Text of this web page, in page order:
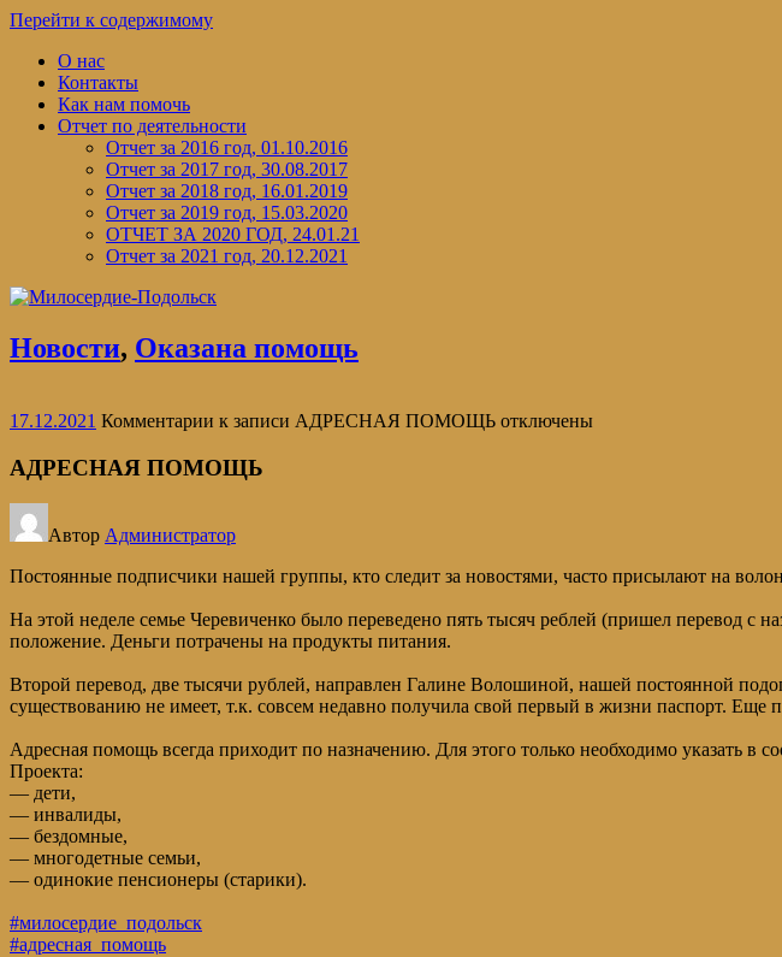
Перейти к содержимому
О нас
Контакты
Как нам помочь
Отчет по деятельности
Отчет за 2016 год, 01.10.2016
Отчет за 2017 год, 30.08.2017
Отчет за 2018 год, 16.01.2019
Отчет за 2019 год, 15.03.2020
ОТЧЕТ ЗА 2020 ГОД, 24.01.21
Отчет за 2021 год, 20.12.2021
Новости, Оказана помощь
17.12.2021 Комментарии к записи АДРЕСНАЯ ПОМОЩЬ отключены
АДРЕСНАЯ ПОМОЩЬ
Автор Администратор
Постоянные подписчики нашей группы, кто следит за новостями, часто присылают на
На этой неделе семье Черевиченко было переведено пять тысяч рeблей (пришел перевод с
положение. Деньги потрачены на продукты питания.
Второй перевод, две тысячи рублей, направлен Галине Волошиной, нашей постоянной
существованию не имеет, т.к. совсем недавно получила свой первый в жизни паспорт. Еще
Адресная помощь всегда приходит по назначению. Для этого только необходимо указать
Проекта:
— дети,
— инвалиды,
— бездомные,
— многодетные семьи,
— одинокие пенсионеры (старики).
#милосердие_подольск
#адресная_помощь